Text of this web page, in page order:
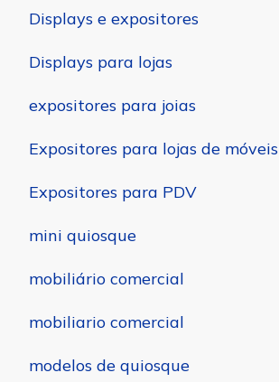
Displays e expositores
Displays para lojas
expositores para joias
Expositores para lojas de móveis
Expositores para PDV
mini quiosque
mobiliário comercial
mobiliario comercial
modelos de quiosque